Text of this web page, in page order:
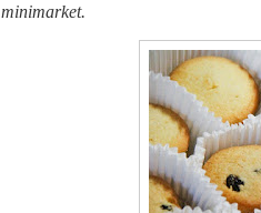
minimarket.